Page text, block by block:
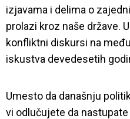
izjavama i delima o
prolazi kroz naše države.
konfliktni diskursi na
iskustva devedesetih
Umesto da današnju
vi odlučujete da